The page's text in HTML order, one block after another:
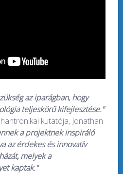
az iparágban, hogy
teljeskörű kifejlesztése."
kutatója, Jonathan
a projektnek inspiráló
az érdekes és innovatív
melyek a
kaptak."